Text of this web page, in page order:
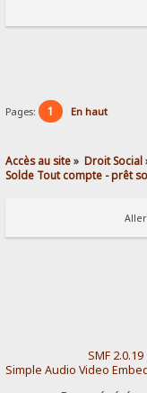
Pages: 1 En haut
Accès au site» Droit Social
Solde Tout compte - prêt
SMF 2.0.19
Simple Audio Video